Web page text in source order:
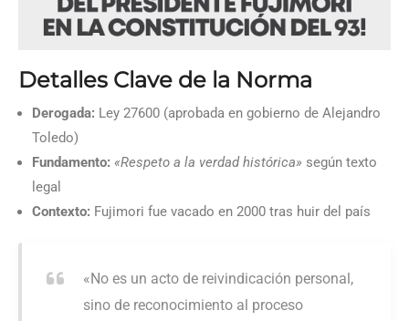
Detalles Clave de la Norma
Derogada: Ley 27600 (aprobada en gobierno de Alejandro
Toledo)
Fundamento: «Respeto a la verdad histórica» según texto
legal
Contexto: Fujimori fue vacado en 2000 tras huir del país
«No es un acto de reivindicación personal,
sino de reconocimiento al proceso